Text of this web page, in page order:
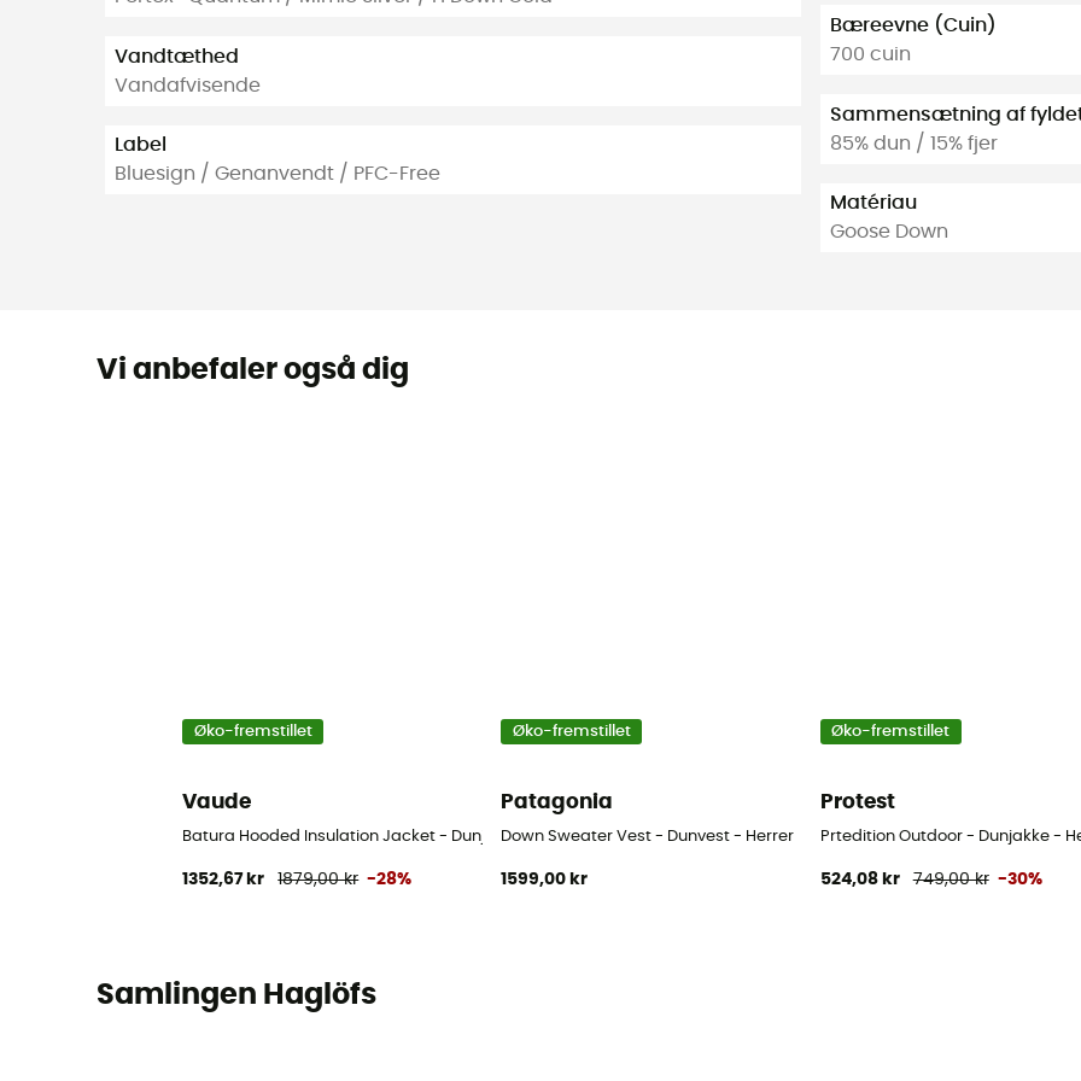
Vandtæthed
Vandafvisende
Label
Bluesign / Genanvendt / PFC-Free
Bæreevne (Cuin)
700 cuin
Sammensætning af
85% dun / 15% fjer
Matériau
Goose Down
Vi anbefaler også dig
Øko-fremstillet
Vaude
Batura Hooded Insulation Jacket - Dunjakke - Herrer
1352,67 kr 1879,00 kr -28%
Øko-fremstillet
Patagonia
Down Sweater Vest - Dunvest - Herrer
1599,00 kr
Øko-fremstillet
Protest
Prtedition Outdoor - Dunjakke -
524,08 kr 749,00 kr -30%
Samlingen Haglöfs